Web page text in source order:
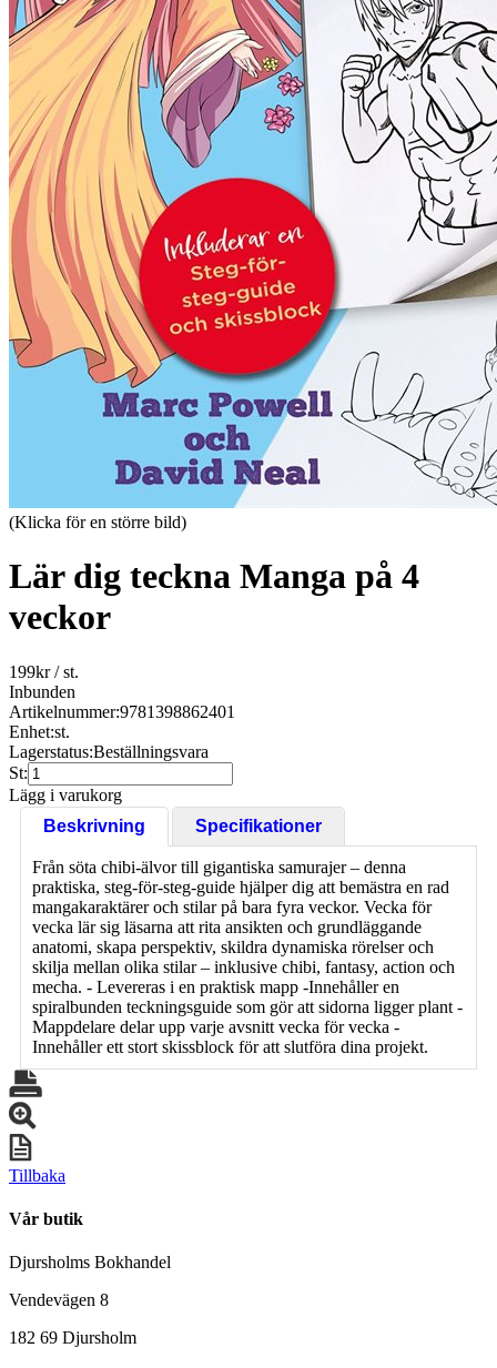
(Klicka för en större bild)
Lär dig teckna Manga på 4
veckor
199kr/ st.
Inbunden
Artikelnummer:9781398862401
Enhet:st.
Lagerstatus:Beställningsvara
St:
Lägg i varukorg
Beskrivning
Specifikationer
Från söta chibi-älvor till gigantiska samurajer – denna
praktiska, steg-för-steg-guide hjälper dig att bemästra en rad
mangakaraktärer och stilar på bara fyra veckor. Vecka för
vecka lär sig läsarna att rita ansikten och grundläggande
anatomi, skapa perspektiv, skildra dynamiska rörelser och
skilja mellan olika stilar – inklusive chibi, fantasy, action och
mecha. - Levereras i en praktisk mapp -Innehåller en
spiralbunden teckningsguide som gör att sidorna ligger plant -
Mappdelare delar upp varje avsnitt vecka för vecka -
Innehåller ett stort skissblock för att slutföra dina projekt.
Tillbaka
Vår butik
Djursholms Bokhandel
Vendevägen 8
182 69 Djursholm